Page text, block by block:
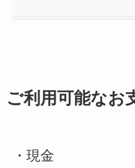
ご利用可能なお
・現金